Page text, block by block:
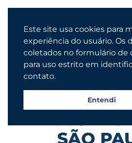
SÃO
Este site usa cookies para
experiência do usuário. Os
coletados no formulário de
para uso estrito em
contato.
Entendi